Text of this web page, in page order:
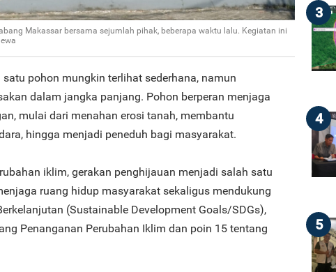
Makassar bersama sejumlah pihak, beberapa waktu lalu. Kegiatan ini
pohon mungkin terlihat sederhana, namun
dalam jangka panjang. Pohon berperan menjaga
mulai dari menahan erosi tanah, membantu
hingga menjadi peneduh bagi masyarakat.
iklim, gerakan penghijauan menjadi salah satu
ruang hidup masyarakat sekaligus mendukung
(Sustainable Development Goals/SDGs),
Penanganan Perubahan Iklim dan poin 15 tentang
3
4
5